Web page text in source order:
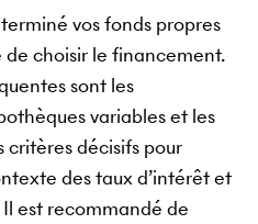
vos fonds propres
choisir le financement.
sont les
variables et les
critères décisifs pour
des taux d’intérêt et
est recommandé de